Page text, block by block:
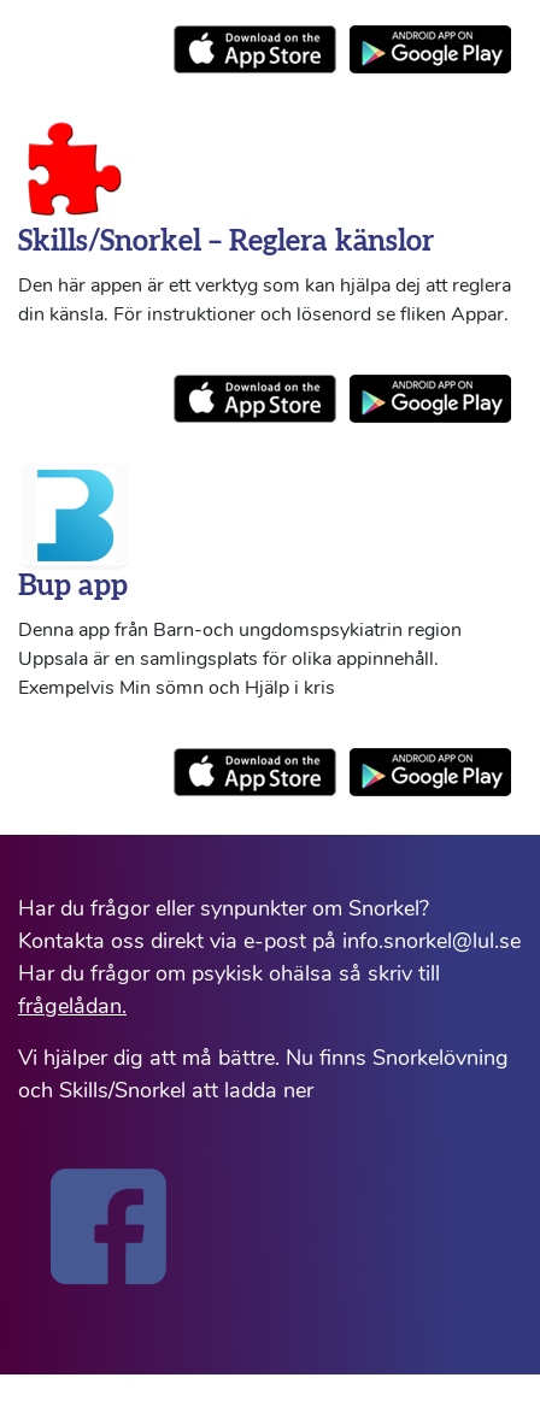
Skills/Snorkel – Reglera känslor
Den här appen är ett verktyg som kan hjälpa dej att reglera
din känsla. För instruktioner och lösenord se fliken Appar.
Bup app
Denna app från Barn-och ungdomspsykiatrin region
Uppsala är en samlingsplats för olika appinnehåll.
Exempelvis Min sömn och Hjälp i kris
Har du frågor eller synpunkter om Snorkel?
Kontakta oss direkt via e-post på info.snorkel@lul.se
Har du frågor om psykisk ohälsa så skriv till
frågelådan.
Vi hjälper dig att må bättre. Nu finns Snorkelövning
och Skills/Snorkel att ladda ner